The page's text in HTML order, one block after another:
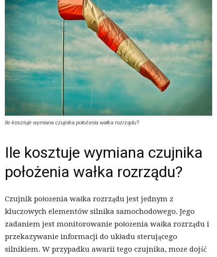
Ile kosztuje wymiana czujnika położenia wałka rozrządu?
Ile kosztuje wymiana czujnika
położenia wałka rozrządu?
Czujnik położenia wałka rozrządu jest jednym z
kluczowych elementów silnika samochodowego. Jego
zadaniem jest monitorowanie położenia wałka rozrządu i
przekazywanie informacji do układu sterującego
silnikiem. W przypadku awarii tego czujnika, może dojść